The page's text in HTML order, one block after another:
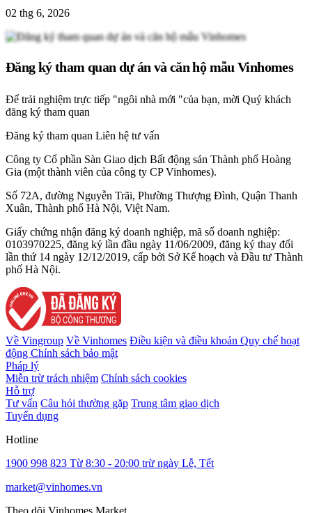
02 thg 6, 2026
Đăng ký tham quan dự án và căn hộ mẫu Vinhomes
Để trải nghiệm trực tiếp "ngôi nhà mới "của bạn, mời Quý khách
đăng ký tham quan
Đăng ký tham quan Liên hệ tư vấn
Công ty Cổ phần Sàn Giao dịch Bất động sản Thành phố Hoàng
Gia (một thành viên của công ty CP Vinhomes).
Số 72A, đường Nguyễn Trãi, Phường Thượng Đình, Quận Thanh
Xuân, Thành phố Hà Nội, Việt Nam.
Giấy chứng nhận đăng ký doanh nghiệp, mã số doanh nghiệp:
0103970225, đăng ký lần đầu ngày 11/06/2009, đăng ký thay đổi
lần thứ 14 ngày 12/12/2019, cấp bởi Sở Kế hoạch và Đầu tư Thành
phố Hà Nội.
Về Vingroup Về Vinhomes Điều kiện và điều khoản Quy chế hoạt
động Chính sách bảo mật
Pháp lý
Miễn trừ trách nhiệm Chính sách cookies
Hỗ trợ
Tư vấn Câu hỏi thường gặp Trung tâm giao dịch
Tuyển dụng
Hotline
1900 998 823 Từ 8:30 - 20:00 trừ ngày Lễ, Tết
market@vinhomes.vn